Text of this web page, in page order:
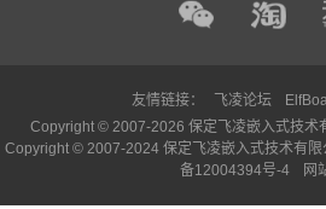
友情链接： 飞凌论坛
Copyright © 2007-2026 保定飞凌嵌入式技术
Copyright © 2007-2024 保定飞凌嵌入式技术有
备12004394号-4
网